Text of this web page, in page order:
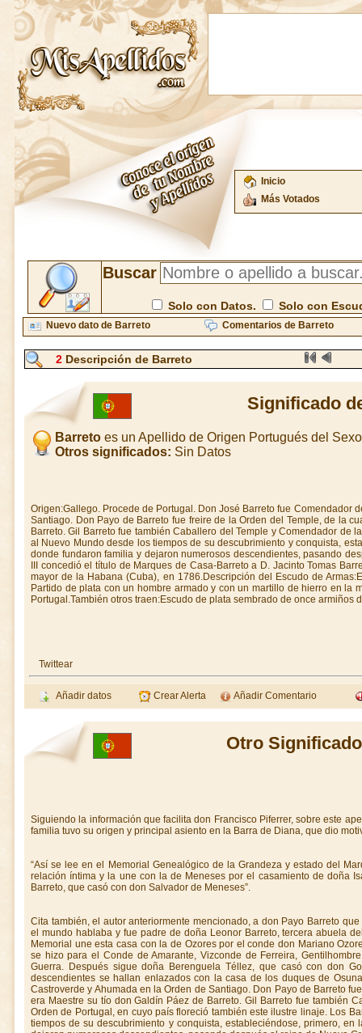
Inicio
Más Votados
Buscar
Solo con Datos. Solo con
Nuevo dato de Barreto Comentarios de Barreto
2Descripción de Barreto
Significado
Barreto es un Apellido de Origen Portugués del
Otros significados: Sin Datos
Origen:Gallego. Procede de Portugal. Don José Barreto fue Comendador
Santiago. Don Payo de Barreto fue freire de la Orden del Temple, de la
Barreto. Gil Barreto fue también Caballero del Temple y Comendador de
al Nuevo Mundo desde los tiempos de su descubrimiento y conquista,
donde fundaron familia y dejaron numerosos descendientes, pasando
III concedió el título de Marques de Casa-Barreto a D. Jacinto Tomas
mayor de la Habana (Cuba), en 1786.Descripción del Escudo de
Partido de plata con un hombre armado y con un martillo de hierro en la
Portugal.También otros traen:Escudo de plata sembrado de once armiños
Twittear
Añadir datos Crear Alerta Añadir Comentario
Otro
Siguiendo la información que facilita don Francisco Piferrer, sobre este
familia tuvo su origen y principal asiento en la Barra de Diana, que dio
“Así se lee en el Memorial Genealógico de la Grandeza y estado del
relación íntima y la une con la de Meneses por el casamiento de doña
Barreto, que casó con don Salvador de Meneses”.
Cita también, el autor anteriormente mencionado, a don Payo Barreto
el mundo hablaba y fue padre de doña Leonor Barreto, tercera abuela
Memorial une esta casa con la de Ozores por el conde don Mariano
se hizo para el Conde de Amarante, Vizconde de Ferreira,
Guerra. Después sigue doña Berenguela Téllez, que casó con don
descendientes se hallan enlazados con la casa de los duques de
Castroverde y Ahumada en la Orden de Santiago. Don Payo de Barreto
era Maestre su tío don Galdín Páez de Barreto. Gil Barreto fue también
Orden de Portugal, en cuyo país floreció también este ilustre linaje. Los
tiempos de su descubrimiento y conquista, estableciéndose, primero,